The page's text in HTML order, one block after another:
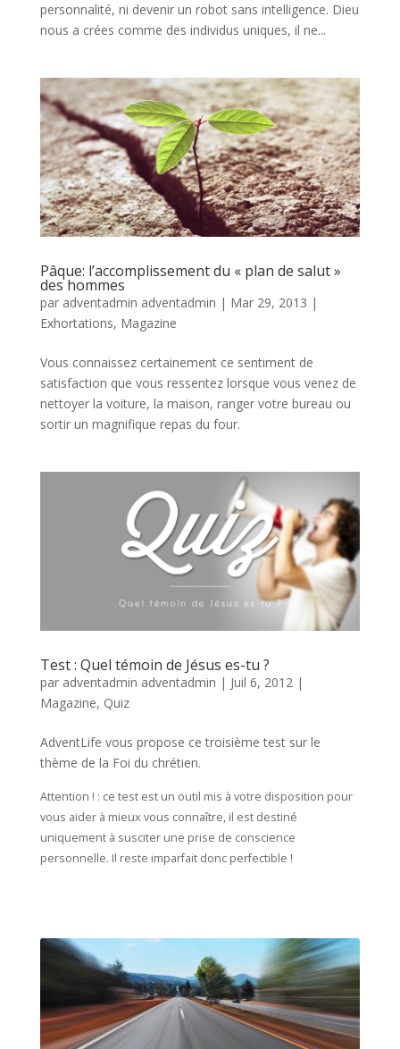
personnalité, ni devenir un robot sans intelligence. Dieu
nous a crées comme des individus uniques, il ne...
Pâque: l’accomplissement du « plan de salut »
des hommes
par adventadmin adventadmin | Mar 29, 2013 |
Exhortations, Magazine
Vous connaissez certainement ce sentiment de
satisfaction que vous ressentez lorsque vous venez de
nettoyer la voiture, la maison, ranger votre bureau ou
sortir un magnifique repas du four.
Test : Quel témoin de Jésus es-tu ?
par adventadmin adventadmin | Juil 6, 2012 |
Magazine, Quiz
AdventLife vous propose ce troisième test sur le
thème de la Foi du chrétien.
Attention ! : ce test est un outil mis à votre disposition pour
vous aider à mieux vous connaître, il est destiné
uniquement à susciter une prise de conscience
personnelle. Il reste imparfait donc perfectible !